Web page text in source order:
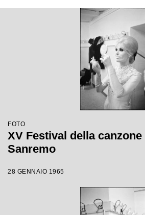
FOTO
XV Festival della
Sanremo
28 GENNAIO 1965